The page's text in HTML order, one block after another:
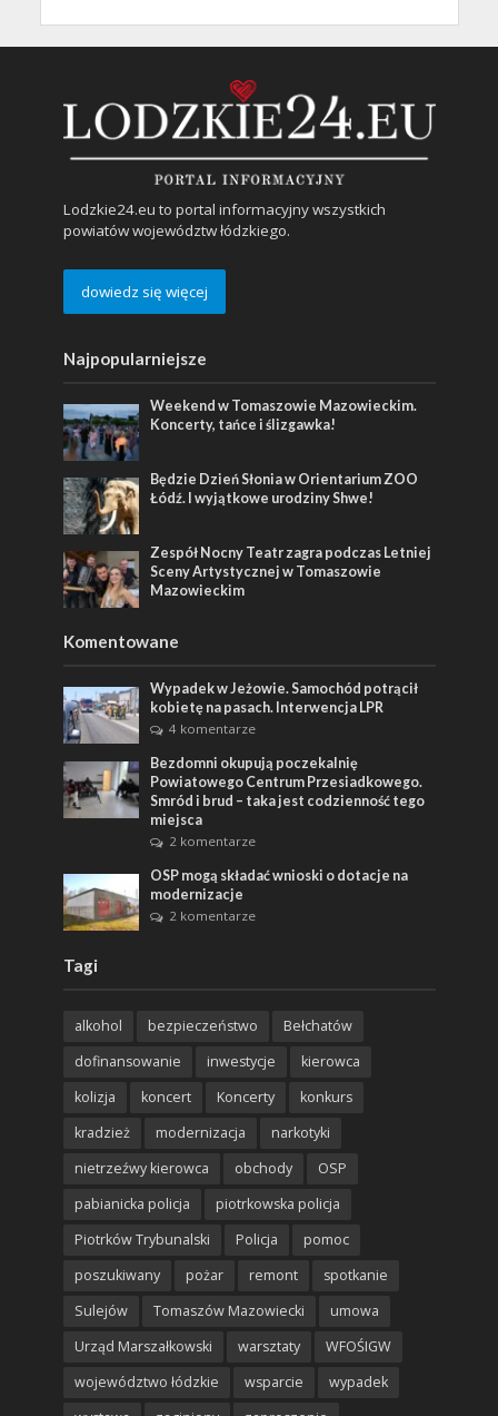
Lodzkie24.eu to portal informacyjny wszystkich
powiatów województw łódzkiego.
dowiedz się więcej
Najpopularniejsze
Weekend w Tomaszowie Mazowieckim.
Koncerty, tańce i ślizgawka!
Będzie Dzień Słonia w Orientarium ZOO
Łódź. I wyjątkowe urodziny Shwe!
Zespół Nocny Teatr zagra podczas Letniej
Sceny Artystycznej w Tomaszowie
Mazowieckim
Komentowane
Wypadek w Jeżowie. Samochód potrącił
kobietę na pasach. Interwencja LPR
4 komentarze
Bezdomni okupują poczekalnię
Powiatowego Centrum Przesiadkowego.
Smród i brud – taka jest codzienność tego
miejsca
2 komentarze
OSP mogą składać wnioski o dotacje na
modernizacje
2 komentarze
Tagi
alkohol bezpieczeństwo
Bełchatów
dofinansowanie
inwestycje
kierowca
kolizja
koncert Koncerty
konkurs
kradzież
modernizacja
narkotyki
nietrzeźwy kierowca
obchody
OSP
pabianicka policja
piotrkowska policja
Piotrków Trybunalski
Policja
pomoc
poszukiwany
pożar remont
spotkanie
Sulejów
Tomaszów Mazowiecki
umowa
Urząd Marszałkowski
warsztaty
WFOŚIGW
województwo łódzkie
wsparcie
wypadek